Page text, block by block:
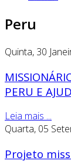
Peru
Quinta, 30
PERU E
Leia mais ...
Quarta, 05
Projeto